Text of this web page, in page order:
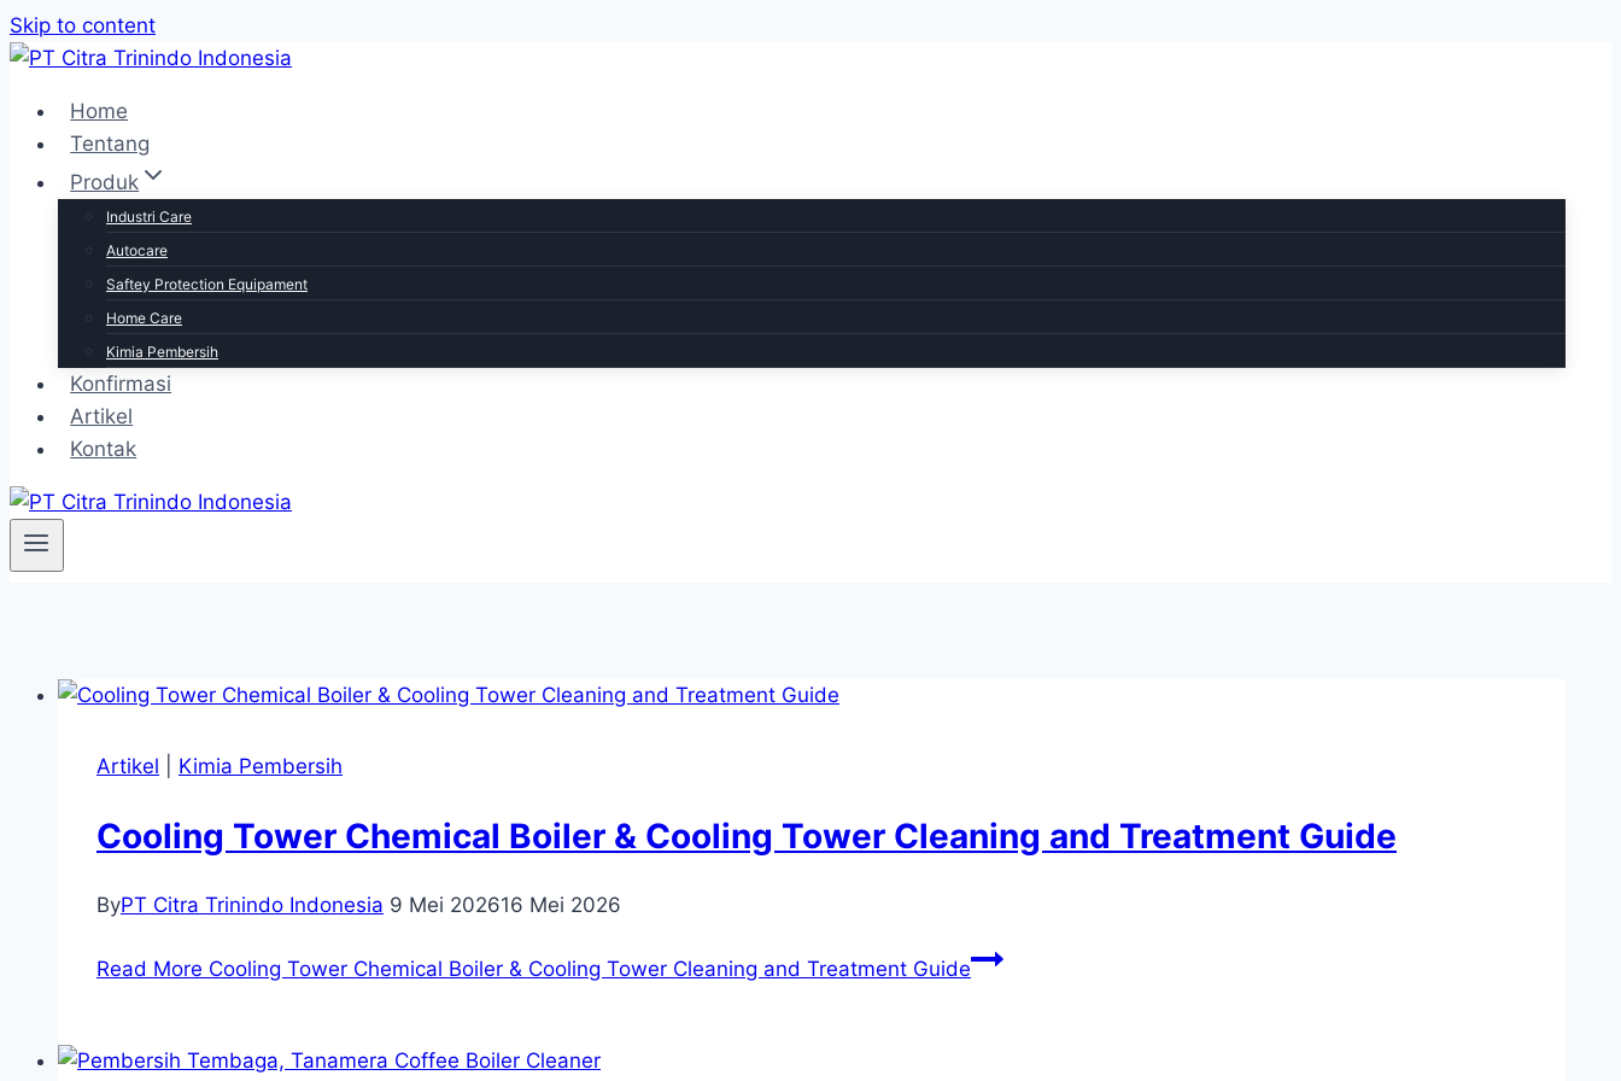
Skip to content
Home
Tentang
Produk
Industri Care
Autocare
Saftey Protection Equipament
Home Care
Kimia Pembersih
Konfirmasi
Artikel
Kontak
Artikel Kimia Pembersih
Cooling Tower Chemical Boiler & Cooling Tower Cleaning and Treatment Guide
ByPT Citra Trinindo Indonesia 9 Mei 202616 Mei 2026
Read More Cooling Tower Chemical Boiler & Cooling Tower Cleaning and Treatment Guide